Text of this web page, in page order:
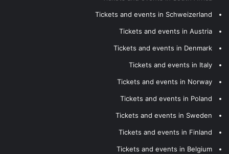
Tickets and events in Schweizerland
Tickets and events in Austria
Tickets and events in Denmark
Tickets and events in Italy
Tickets and events in Norway
Tickets and events in Poland
Tickets and events in Sweden
Tickets and events in Finland
Tickets and events in Belgium